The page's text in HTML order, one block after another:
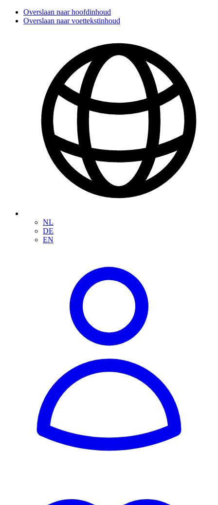
Overslaan naar hoofdinhoud
Overslaan naar voettekstinhoud
NL
DE
EN